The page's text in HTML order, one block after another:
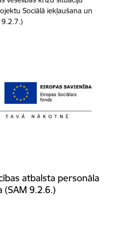
Sociālā iekļaušana un
9.2.7.)
atbalsta personāla
(SAM 9.2.6.)